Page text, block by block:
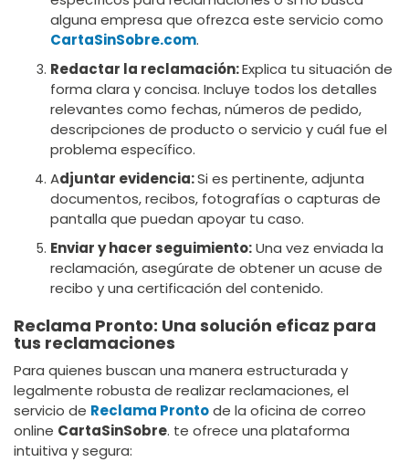
alguna empresa que ofrezca este servicio como
CartaSinSobre.com.
Redactar la reclamación:Explica tu situación de
forma clara y concisa. Incluye todos los detalles
relevantes como fechas, números de pedido,
descripciones de producto o servicio y cuál fue el
problema específico.
Adjuntar evidencia:Si es pertinente, adjunta
documentos, recibos, fotografías o capturas de
pantalla que puedan apoyar tu caso.
Enviar y hacer seguimiento:Una vez enviada la
reclamación, asegúrate de obtener un acuse de
recibo y una certificación del contenido.
Reclama Pronto: Una solución eficaz para
tus reclamaciones
Para quienes buscan una manera estructurada y
legalmente robusta de realizar reclamaciones, el
servicio de Reclama Prontode la oficina de correo
online CartaSinSobre. te ofrece una plataforma
intuitiva y segura: